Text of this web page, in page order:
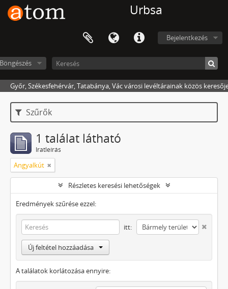
Urbsa
Bejelentkezés
Győr, Székesfehérvár, Tatabánya, Vác városi levéltárainak közös
Szűrők
1 találat látható
Iratleírás
Angyalkút
Részletes keresési lehetőségek
Eredmények szűrése ezzel:
itt:
Új feltétel hozzáadása
A találatok korlátozása ennyire: